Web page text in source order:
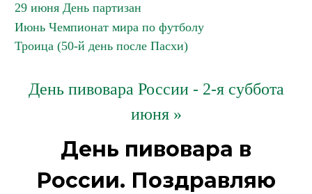
29 июня День партизан
Июнь Чемпионат мира по футболу
Троица (50-й день после Пасхи)
День пивовара России - 2-я суббота
июня »
День пивовара в
России. Поздравляю